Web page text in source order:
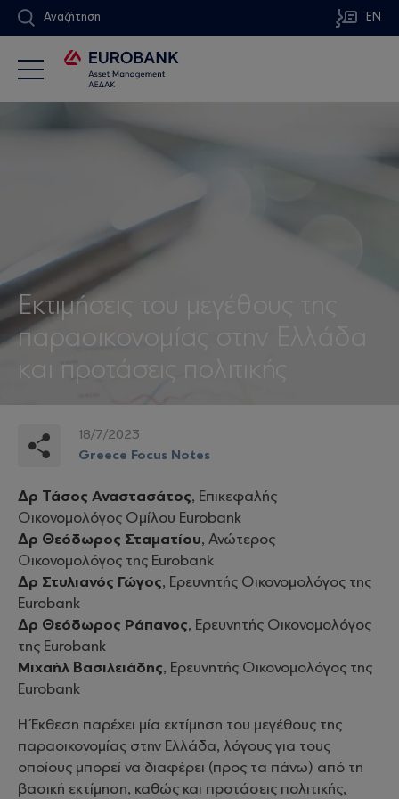
Αναζήτηση EN
Εκτιμήσεις του μεγέθους της
παραοικονομίας στην Ελλάδα
και προτάσεις πολιτικής
18/7/2023
Greece Focus Notes
Δρ Τάσος Αναστασάτος, Επικεφαλής
Οικονομολόγος Ομίλου Eurobank
Δρ Θεόδωρος Σταματίου, Ανώτερος
Οικονομολόγος της Eurobank
Δρ Στυλιανός Γώγος, Ερευνητής Οικονομολόγος της
Eurobank
Δρ Θεόδωρος Ράπανος, Ερευνητής Οικονομολόγος
της Eurobank
Μιχαήλ Βασιλειάδης, Ερευνητής Οικονομολόγος της
Eurobank
Η Έκθεση παρέχει μία εκτίμηση του μεγέθους της
παραοικονομίας στην Ελλάδα, λόγους για τους
οποίους μπορεί να διαφέρει (προς τα πάνω) από τη
βασική εκτίμηση, καθώς και προτάσεις πολιτικής,